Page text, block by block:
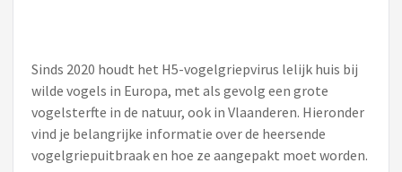
Sinds 2020 houdt het H5-vogelgriepvirus lelijk huis bij
wilde vogels in Europa, met als gevolg een grote
vogelsterfte in de natuur, ook in Vlaanderen. Hieronder
vind je belangrijke informatie over de heersende
vogelgriepuitbraak en hoe ze aangepakt moet worden.